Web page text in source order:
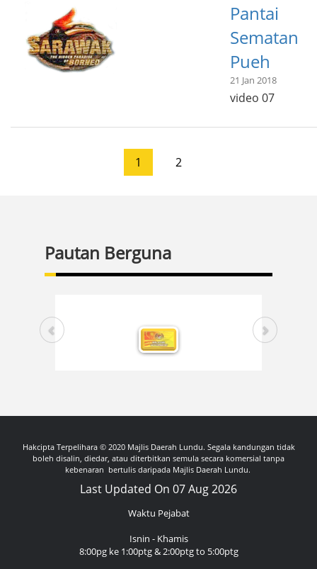
Pantai
Sematan
Pueh
21 Jan 2018
video 07
1 2
Pautan Berguna
Hakcipta Terpelihara © 2020 Majlis Daerah Lundu. Segala kandungan tidak
boleh disalin, diedar, atau diterbitkan semula secara komersial tanpa
kebenaran bertulis daripada Majlis Daerah Lundu.
Last Updated On 07 Aug 2026
Waktu Pejabat
Isnin - Khamis
8:00pg ke 1:00ptg & 2:00ptg to 5:00ptg